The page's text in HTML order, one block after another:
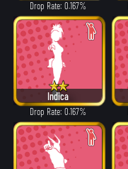
Drop Rate: 0.167%
Indica
Drop Rate: 0.167%